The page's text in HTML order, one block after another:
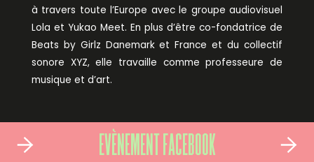
à travers toute l’Europe avec le groupe audiovisuel
Lola et Yukao Meet. En plus d’être co-fondatrice de
Beats by Girlz Danemark et France et du collectif
sonore XYZ, elle travaille comme professeure de
musique et d’art.
EVÈNEMENT FACEBOOK